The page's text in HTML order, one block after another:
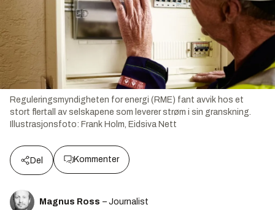
Reguleringsmyndigheten for energi (RME) fant avvik hos et
stort flertall av selskapene som leverer strøm i sin granskning.
Illustrasjonsfoto: Frank Holm, Eidsiva Nett
Del Kommenter
Magnus Ross – Journalist